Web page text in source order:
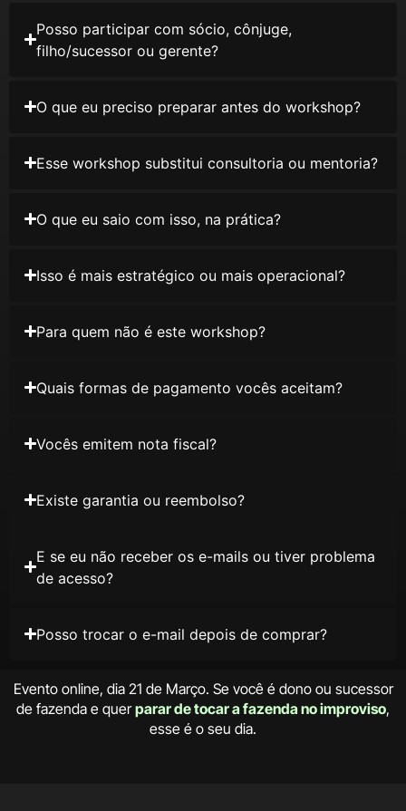
Posso participar com sócio, cônjuge,
filho/sucessor ou gerente?
O que eu preciso preparar antes do workshop?
Esse workshop substitui consultoria ou mentoria?
O que eu saio com isso, na prática?
Isso é mais estratégico ou mais operacional?
Para quem não é este workshop?
Quais formas de pagamento vocês aceitam?
Vocês emitem nota fiscal?
Existe garantia ou reembolso?
E se eu não receber os e-mails ou tiver problema
de acesso?
Posso trocar o e-mail depois de comprar?
Evento online, dia 21 de Março. Se você é dono ou sucessor
de fazenda e querparar de tocar a fazenda no improviso,
esse é o seu dia.